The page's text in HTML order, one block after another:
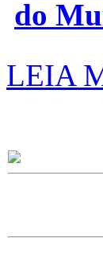
do
LEIA